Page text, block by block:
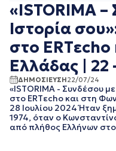
«ISTORIMA
Ιστορία
στο
Ελλάδας | 22
ΔΗΜΟΣΙΕΥΣΗ22/07/24
«ISTORIMA - Συνδέσου
στο ERTεcho και στη
28 Ιουλίου 2024 Ήταν
1974, όταν ο
από πλήθος Ελλήνων στο